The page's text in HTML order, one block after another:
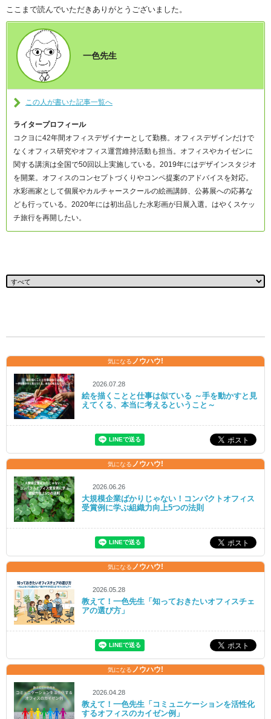
ここまで読んでいただきありがとうございました。
一色先生
この人が書いた記事一覧へ
ライタープロフィール
コクヨに42年間オフィスデザイナーとして勤務。オフィスデザインだけで
なくオフィス研究やオフィス運営維持活動も担当。オフィスやカイゼンに
関する講演は全国で50回以上実施している。2019年にはデザインスタジオ
を開業。オフィスのコンセプトづくりやコンペ提案のアドバイスを対応。
水彩画家として個展やカルチャースクールの絵画講師、公募展への応募な
ども行っている。2020年には初出品した水彩画が日展入選。はやくスケッ
チ旅行を再開したい。
気になるノウハウ!
2026.07.28
絵を描くことと仕事は似ている ～手を動かすと見
えてくる、本当に考えるということ～
気になるノウハウ!
2026.06.26
大規模企業ばかりじゃない！コンパクトオフィス
受賞例に学ぶ組織力向上5つの法則
気になるノウハウ!
2026.05.28
教えて！一色先生「知っておきたいオフィスチェ
アの選び方」
気になるノウハウ!
2026.04.28
教えて！一色先生「コミュニケーションを活性化
するオフィスのカイゼン例」